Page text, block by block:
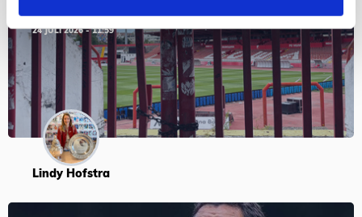
24 JULI 2026 - 11:59
Lindy Hofstra